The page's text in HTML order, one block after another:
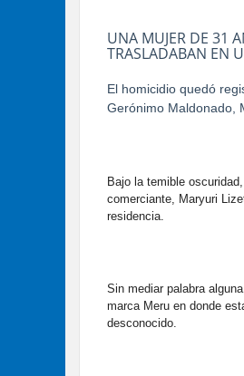
UNA MUJER DE 31
TRASLADABAN EN
El homicidio quedó
Gerónimo Maldonado,
Bajo la temible
comerciante, Maryuri
residencia.
Sin mediar palabra
marca Meru en donde
desconocido.